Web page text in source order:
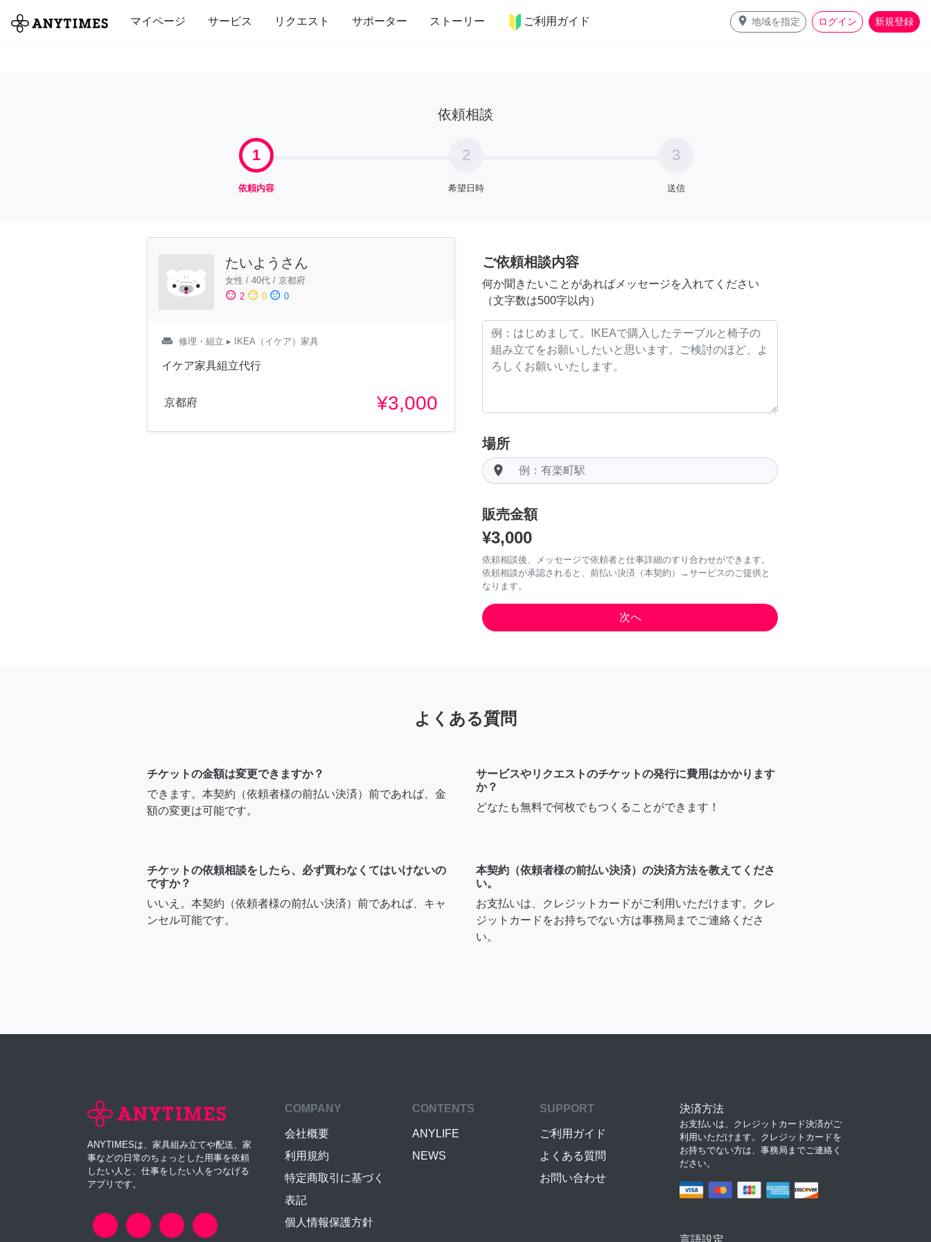
マイページ サービス リクエスト サポーター ストーリー ご利用ガイド place 地域を指定 ログイン 新規登録
全て 修理・組立 家事 引っ越し インテリア 趣味・習い事 ペット 料理
依頼相談
1
依頼内容
2
希望日時
3
送信
たいようさん
女性 / 40代 / 京都府
sentiment_satisfied 2 sentiment_neutral 0 sentiment_dissatisfied 0
weekend 修理・組立 ▸ IKEA（イケア）家具
イケア家具組立代行
京都府 ¥3,000
ご依頼相談内容
何か聞きたいことがあればメッセージを入れてください
（文字数は500字以内）
場所
room
販売金額
¥3,000
依頼相談後、メッセージで依頼者と仕事詳細のすり合わせができます。
依頼相談が承認されると、前払い決済（本契約）→サービスのご提供と
なります。
よくある質問
チケットの金額は変更できますか？
できます。本契約（依頼者様の前払い決済）前であれば、金
額の変更は可能です。
サービスやリクエストのチケットの発行に費用はかかります
か？
どなたも無料で何枚でもつくることができます！
チケットの依頼相談をしたら、必ず買わなくてはいけないの
ですか？
いいえ。本契約（依頼者様の前払い決済）前であれば、キャ
ンセル可能です。
本契約（依頼者様の前払い決済）の決済方法を教えてくださ
い。
お支払いは、クレジットカードがご利用いただけます。クレ
ジットカードをお持ちでない方は事務局までご連絡くださ
い。
ANYTIMESは、家具組み立てや配送、家
事などの日常のちょっとした用事を依頼
したい人と、仕事をしたい人をつなげる
アプリです。
COMPANY
会社概要
利用規約
特定商取引に基づく
表記
個人情報保護方針
CONTENTS
ANYLIFE
NEWS
SUPPORT
ご利用ガイド
よくある質問
お問い合わせ
決済方法
お支払いは、クレジットカード決済がご
利用いただけます。クレジットカードを
お持ちでない方は、事務局までご連絡く
ださい。
言語設定